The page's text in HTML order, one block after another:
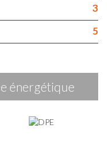
3
5
énergétique